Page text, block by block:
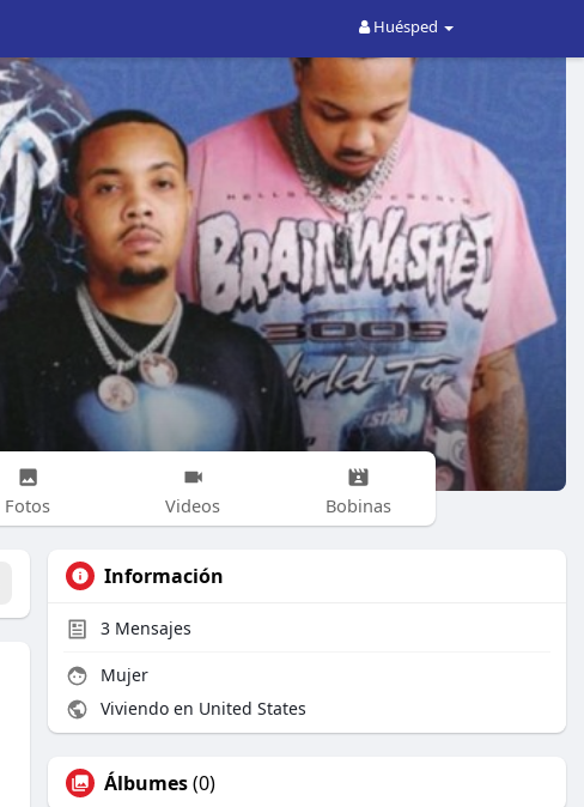
Huésped
Fotos Videos Bobinas
Información
3 Mensajes
Mujer
Viviendo en United States
Álbumes(0)